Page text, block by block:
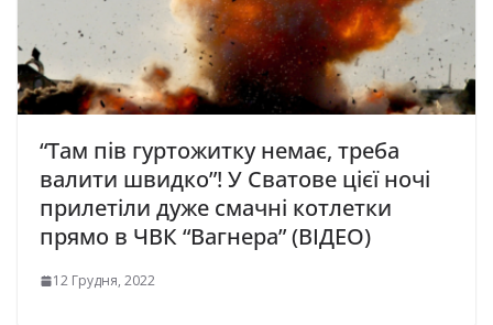
“Там пів гуртожитку немає, треба
валити швидко”! У Сватове цієї ночі
прилетіли дуже смачні котлетки
прямо в ЧВК “Вагнера” (ВІДЕО)
12 Грудня, 2022